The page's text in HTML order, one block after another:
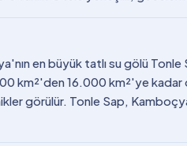
en büyük tatlı su gölü
km²'den 16.000 km²'ye kadar
görülür. Tonle Sap,